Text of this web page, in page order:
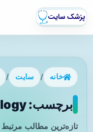
خانه / سایت /
برچسب: Neurology - صفحه 1